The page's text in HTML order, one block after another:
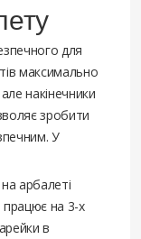
для
максимально
накінечники
зробити
У
арбалеті
працює на 3-х
в